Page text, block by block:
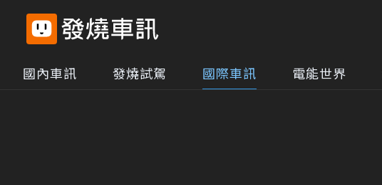
國內車訊 發燒試駕 國際車訊 電能世界